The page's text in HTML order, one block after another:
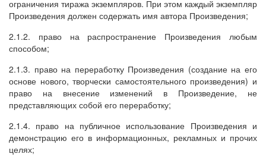
ограничения тиража экземпляров. При этом каждый экземпляр
Произведения должен содержать имя автора Произведения;
2.1.2. право на распространение Произведения любым
способом;
2.1.3. право на переработку Произведения (создание на его
основе нового, творчески самостоятельного произведения) и
право на внесение изменений в Произведение, не
представляющих собой его переработку;
2.1.4. право на публичное использование Произведения и
демонстрацию его в информационных, рекламных и прочих
целях;